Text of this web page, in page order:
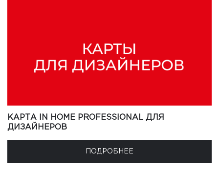
КАРТА IN HOME PROFESSIONAL ДЛЯ
ДИЗАЙНЕРОВ
ПОДРОБНЕЕ